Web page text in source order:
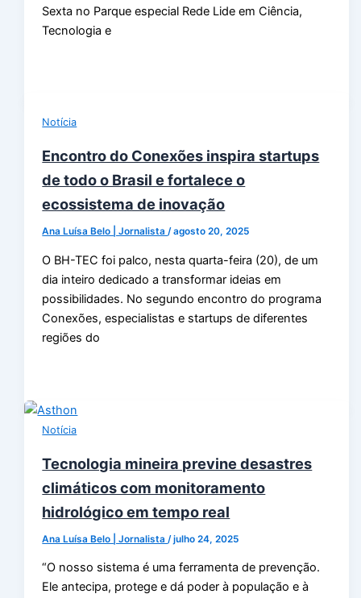
Sexta no Parque especial Rede Lide em Ciência,
Tecnologia e
Notícia
Encontro do Conexões inspira startups
de todo o Brasil e fortalece o
ecossistema de inovação
Ana Luísa Belo | Jornalista/agosto 20, 2025
O BH-TEC foi palco, nesta quarta-feira (20), de um
dia inteiro dedicado a transformar ideias em
possibilidades. No segundo encontro do programa
Conexões, especialistas e startups de diferentes
regiões do
Notícia
Tecnologia mineira previne desastres
climáticos com monitoramento
hidrológico em tempo real
Ana Luísa Belo | Jornalista /julho 24, 2025
“O nosso sistema é uma ferramenta de prevenção.
Ele antecipa, protege e dá poder à população e à